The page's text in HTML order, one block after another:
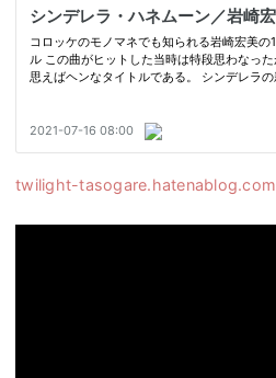
twilight-tasogare.hatenablog.com